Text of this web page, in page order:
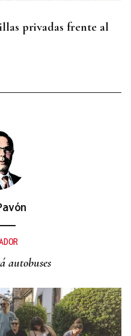
privadas frente al
Rojo en un
autobuses